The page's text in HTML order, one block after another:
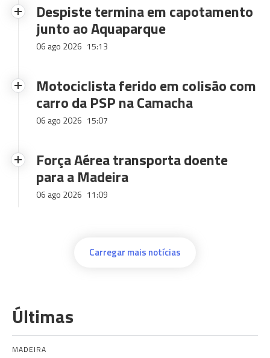
Despiste termina em capotamento
junto ao Aquaparque
06 ago 2026 15:13
Motociclista ferido em colisão com
carro da PSP na Camacha
06 ago 2026 15:07
Força Aérea transporta doente
para a Madeira
06 ago 2026 11:09
Carregar mais notícias
Últimas
MADEIRA